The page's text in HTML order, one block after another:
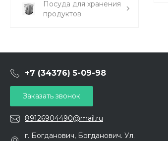
Посуда для хранения
продуктов
+7 (34376) 5-09-98
Заказать звонок
89126904490@mail.ru
г. Богданович, Богданович. Ул.